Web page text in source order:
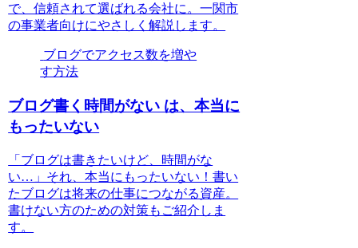
で、信頼されて選ばれる会社に。一関市
の事業者向けにやさしく解説します。
ブログでアクセス数を増や
す方法
ブログ書く時間がない は、本当に
もったいない
「ブログは書きたいけど、時間がな
い…」それ、本当にもったいない！書い
たブログは将来の仕事につながる資産。
書けない方のための対策もご紹介しま
す。